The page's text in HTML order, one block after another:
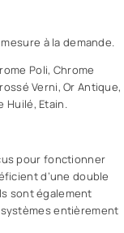
à la demande.
Poli, Chrome
Verni, Or Antique,
Huilé, Etain.
pour fonctionner
d’une double
sont également
entièrement